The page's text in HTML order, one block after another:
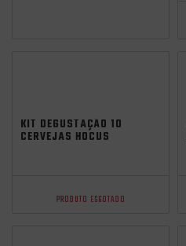
KIT DEGUSTAÇÃO 10
CERVEJAS HOCUS
PRODUTO ESGOTADO